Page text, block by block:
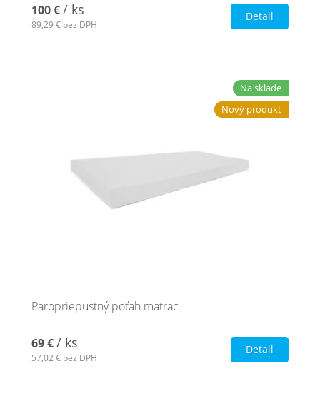
100 €/ ks
89,29 € bez DPH
Detail
Na sklade
Nový produkt
Paropriepustný poťah matrac
69 €/ ks
57,02 € bez DPH
Detail